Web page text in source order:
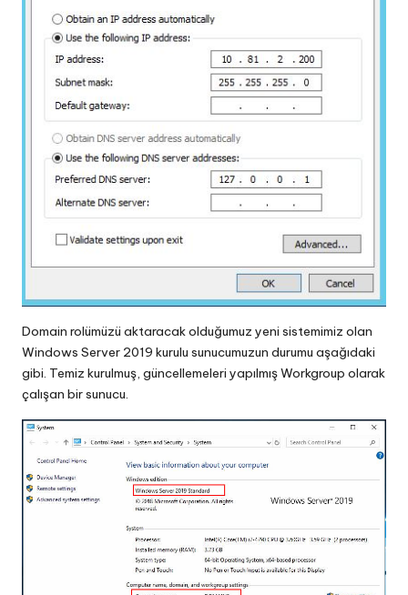
Domain rolümüzü aktaracak olduğumuz yeni sistemimiz olan
Windows Server 2019 kurulu sunucumuzun durumu aşağıdaki
gibi. Temiz kurulmuş, güncellemeleri yapılmış Workgroup olarak
çalışan bir sunucu.